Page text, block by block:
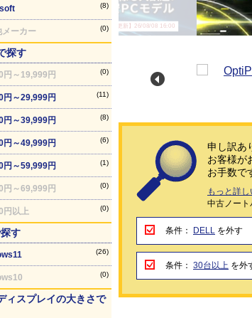
(8)
メーカー (0)
探す
円～19,999円 (0)
円～29,999円 (11)
円～39,999円 (8)
円～49,999円 (6)
円～59,999円 (1)
円～69,999円 (0)
円以上 (0)
す
(26)
(0)
ィスプレイの大きさで
【最終更新】26/08/08 16:00
申し訳あ
お客様が
お手数で
もっと詳
中古ノー
条件： DELL を外す
条件： 30台以上 を外